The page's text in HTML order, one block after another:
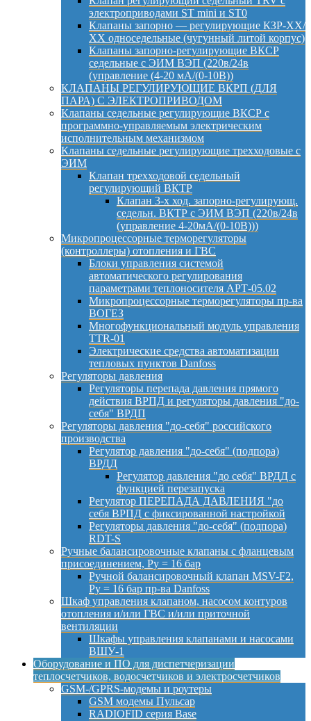
электроприводами ST mini и ST0
Клапаны запорно — регулирующие КЗР-ХХ/
ХХ односедельные (чугунный литой корпус)
Клапаны запорно-регулирующие ВКСР
седельные с ЭИМ ВЭП (220в/24в
(управление (4-20 мА/(0-10В))
КЛАПАНЫ РЕГУЛИРУЮЩИЕ ВКРП (ДЛЯ
ПАРА) С ЭЛЕКТРОПРИВОДОМ
Клапаны седельные регулирующие ВКСР с
программно-управляемым электрическим
исполнительным механизмом
Клапаны седельные регулирующие трехходовые с
ЭИМ
Клапан трехходовой седельный
регулирующий ВКТР
Клапан 3-х ход. запорно-регулирующ.
седельн. ВКТР с ЭИМ ВЭП (220в/24в
(управление 4-20мА/(0-10В)))
Микропроцессорные терморегуляторы
(контроллеры) отопления и ГВС
Блоки управления системой
автоматического регулирования
параметрами теплоносителя АРТ-05.02
Микропроцессорные терморегуляторы пр-ва
ВОГЕЗ
Многофункциональный модуль управления
TTR-01
Электрические средства автоматизации
тепловых пунктов Danfoss
Регуляторы давления
Регуляторы перепада давления прямого
действия ВРПД и регуляторы давления "до-
себя" ВРДП
Регуляторы давления "до-себя" российского
производства
Регулятор давления "до-себя" (подпора)
ВРДД
Регулятор давления "до себя" ВРДД с
функцией перезапуска
Регулятор ПЕРЕПАДА ДАВЛЕНИЯ "до
себя ВРПД с фиксированной настройкой
Регуляторы давления "до-себя" (подпора)
RDT-S
Ручные балансировочные клапаны с фланцевым
присоединением, Py = 16 бар
Ручной балансировочный клапан MSV-F2,
Py = 16 бар пр-ва Danfoss
Шкаф управления клапаном, насосом контуров
отопления и/или ГВС и/или приточной
вентиляции
Шкафы управления клапанами и насосами
ВШУ-1
Оборудование и ПО для диспетчеризации
теплосчетчиков, водосчетчиков и электросчетчиков
GSM-/GPRS-модемы и роутеры
GSM модемы Пульсар
RADIOFID серия Base